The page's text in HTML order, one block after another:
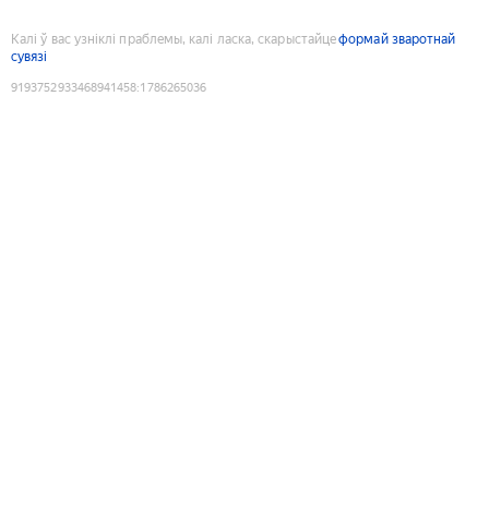
Калі ў вас узніклі праблемы, калі ласка, скарыстайцеформай зваротнай
сувязі
9193752933468941458:1786265036